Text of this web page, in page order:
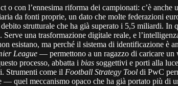
con l’ennesima riforma dei campionati: c’è
da fonti proprie, un dato che molte federazioni
strutturale che ha già superato i 5,5 miliardi.
una trasformazione digitale reale, e
esistano, ma perché il sistema di identificazione è
League — permettono a un ragazzo di caricare un
processo, abbatta i bias soggettivi e porti alla
Strumenti come il Football Strategy Tool di PwC
— quel meccanismo opaco che ha già portato più